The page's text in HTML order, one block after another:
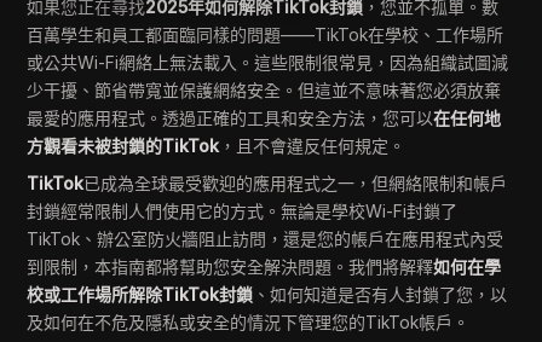
如果您正在尋找2025年如何解除TikTok封鎖 ，您並不孤單。數
百萬學生和員工都面臨同樣的問題——TikTok在學校、工作場所
或公共Wi-Fi網絡上無法載入。這些限制很常見，因為組織試圖減
少干擾、節省帶寬並保護網絡安全。但這並不意味著您必須放棄
最愛的應用程式。透過正確的工具和安全方法，您可以在任何地
方觀看未被封鎖的TikTok ，且不會違反任何規定。
TikTok已成為全球最受歡迎的應用程式之一，但網絡限制和帳戶
封鎖經常限制人們使用它的方式。無論是學校Wi-Fi封鎖了
TikTok、辦公室防火牆阻止訪問，還是您的帳戶在應用程式內受
到限制，本指南都將幫助您安全解決問題。我們將解釋如何在學
校或工作場所解除TikTok封鎖 、如何知道是否有人封鎖了您，以
及如何在不危及隱私或安全的情況下管理您的TikTok帳戶。